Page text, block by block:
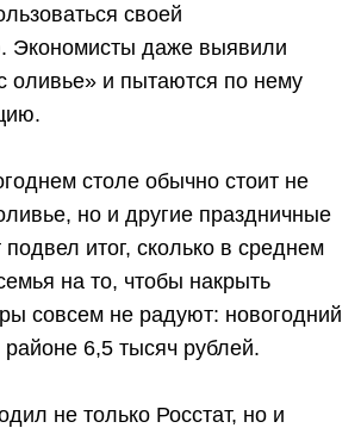
своей
Экономисты даже выявили
оливье» и пытаются по нему
столе обычно стоит не
но и другие праздничные
итог, сколько в среднем
на то, чтобы накрыть
совсем не радуют: новогодний
6,5 тысяч рублей.
не только Росстат, но и